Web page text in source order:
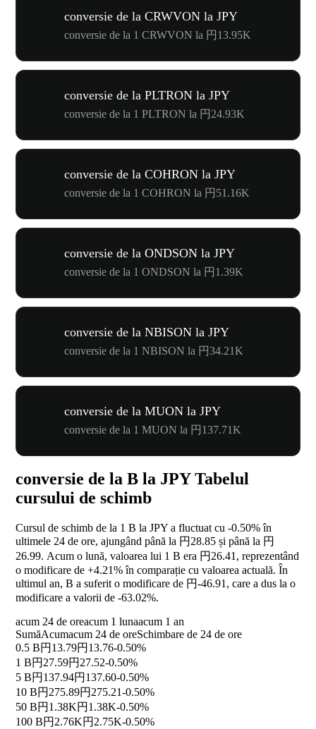
conversie de la CRWVON la JPY
conversie de la 1 CRWVON la 円13.95K
conversie de la PLTRON la JPY
conversie de la 1 PLTRON la 円24.93K
conversie de la COHRON la JPY
conversie de la 1 COHRON la 円51.16K
conversie de la ONDSON la JPY
conversie de la 1 ONDSON la 円1.39K
conversie de la NBISON la JPY
conversie de la 1 NBISON la 円34.21K
conversie de la MUON la JPY
conversie de la 1 MUON la 円137.71K
conversie de la B la JPY Tabelul
cursului de schimb
Cursul de schimb de la 1 B la JPY a fluctuat cu -0.50%în
ultimele 24 de ore, ajungând până la 円28.85 și până la 円
26.99. Acum o lună, valoarea lui 1 B era 円26.41, reprezentând
o modificare de +4.21%în comparație cu valoarea actuală. În
ultimul an, B a suferit o modificare de 円-46.91, care a dus la o
modificare a valorii de -63.02%.
acum 24 de oreacum 1 lunaacum 1 an
SumăAcumacum 24 de oreSchimbare de 24 de ore
0.5 B円13.79円13.76-0.50%
1 B円27.59円27.52-0.50%
5 B円137.94円137.60-0.50%
10 B円275.89円275.21-0.50%
50 B円1.38K円1.38K-0.50%
100 B円2.76K円2.75K-0.50%